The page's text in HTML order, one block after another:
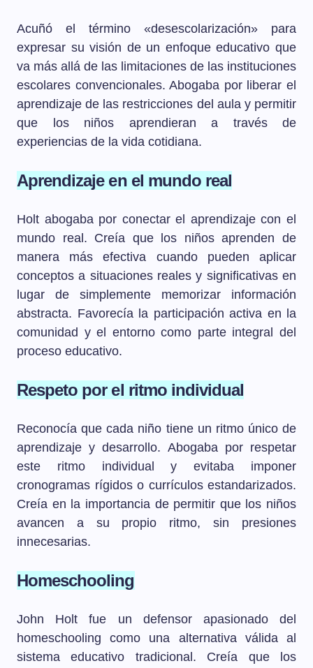
Acuñó el término «desescolarización» para
expresar su visión de un enfoque educativo que
va más allá de las limitaciones de las instituciones
escolares convencionales. Abogaba por liberar el
aprendizaje de las restricciones del aula y permitir
que los niños aprendieran a través de
experiencias de la vida cotidiana.
Aprendizaje en el mundo real
Holt abogaba por conectar el aprendizaje con el
mundo real. Creía que los niños aprenden de
manera más efectiva cuando pueden aplicar
conceptos a situaciones reales y significativas en
lugar de simplemente memorizar información
abstracta. Favorecía la participación activa en la
comunidad y el entorno como parte integral del
proceso educativo.
Respeto por el ritmo individual
Reconocía que cada niño tiene un ritmo único de
aprendizaje y desarrollo. Abogaba por respetar
este ritmo individual y evitaba imponer
cronogramas rígidos o currículos estandarizados.
Creía en la importancia de permitir que los niños
avancen a su propio ritmo, sin presiones
innecesarias.
Homeschooling
John Holt fue un defensor apasionado del
homeschooling como una alternativa válida al
sistema educativo tradicional. Creía que los